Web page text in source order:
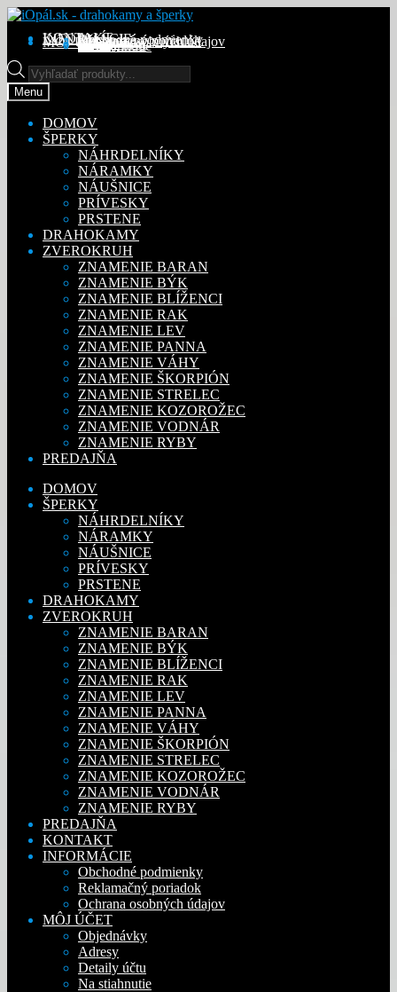
Preskočiť
navigáciu
Preskočiť
obsah
KONTAKT
INFORMÁCIE
Obchodné podmienky
Reklamačný poriadok
Ochrana osobných údajov
MÔJ ÚČETObjednávky
Adresy
Detaily účtu
Na stiahnutie
Products
search
Menu
DOMOV
ŠPERKY
NÁHRDELNÍKY
NÁRAMKY
NÁUŠNICE
PRÍVESKY
PRSTENE
DRAHOKAMY
ZVEROKRUH
ZNAMENIE BARAN
ZNAMENIE BÝK
ZNAMENIE BLÍŽENCI
ZNAMENIE RAK
ZNAMENIE LEV
ZNAMENIE PANNA
ZNAMENIE VÁHY
ZNAMENIE ŠKORPIÓN
ZNAMENIE STRELEC
ZNAMENIE KOZOROŽEC
ZNAMENIE VODNÁR
ZNAMENIE RYBY
PREDAJŇA
DOMOV
ŠPERKY
NÁHRDELNÍKY
NÁRAMKY
NÁUŠNICE
PRÍVESKY
PRSTENE
DRAHOKAMY
ZVEROKRUH
ZNAMENIE BARAN
ZNAMENIE BÝK
ZNAMENIE BLÍŽENCI
ZNAMENIE RAK
ZNAMENIE LEV
ZNAMENIE PANNA
ZNAMENIE VÁHY
ZNAMENIE ŠKORPIÓN
ZNAMENIE STRELEC
ZNAMENIE KOZOROŽEC
ZNAMENIE VODNÁR
ZNAMENIE RYBY
PREDAJŇA
KONTAKT
INFORMÁCIE
Obchodné podmienky
Reklamačný poriadok
Ochrana osobných údajov
MÔJ ÚČET
Objednávky
Adresy
Detaily účtu
Na stiahnutie